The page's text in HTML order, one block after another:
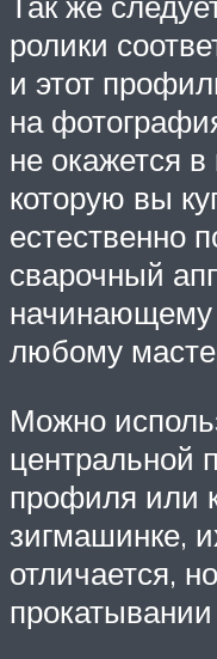
ролики
и этот
на
не окажется
которую вы
естественно
сварочный
начинающему
любому
Можно
центральной
профиля или
зигмашинке,
отличается,